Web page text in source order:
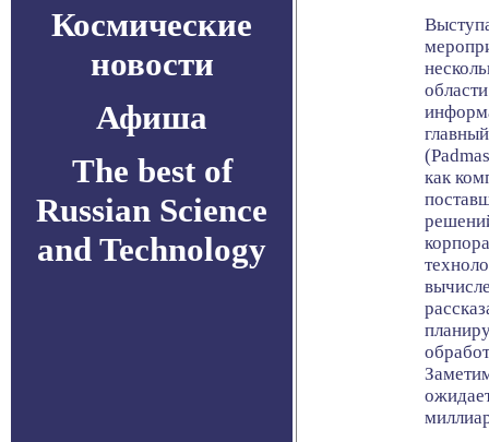
Космические
новости
Афиша
The best of
Russian Science
and Technology
как